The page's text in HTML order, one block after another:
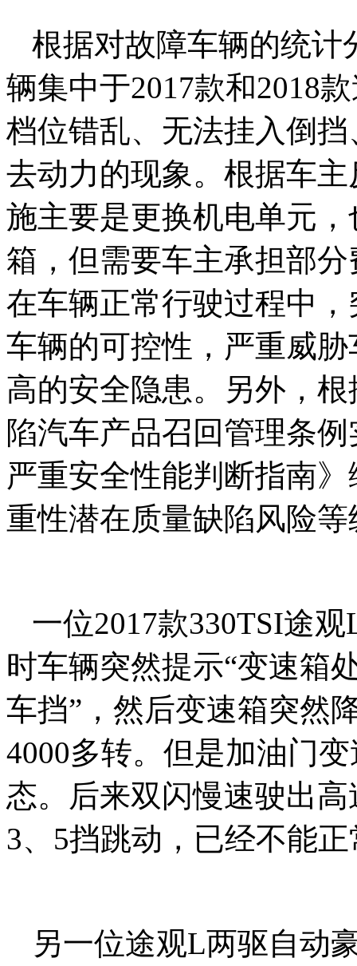
根据对故障车辆的统计
辆集中于2017款和2018
档位错乱、无法挂入倒
去动力的现象。根据车
施主要是更换机电单元
箱，但需要车主承担部
在车辆正常行驶过程中
车辆的可控性，严重威
高的安全隐患。另外，
陷汽车产品召回管理条
严重安全性能判断指南
重性潜在质量缺陷风险等
一位2017款330TSI途
时车辆突然提示“变速箱
车挡”，然后变速箱突然
4000多转。但是加油门
态。后来双闪慢速驶出
3、5挡跳动，已经不能
另一位途观L两驱自动